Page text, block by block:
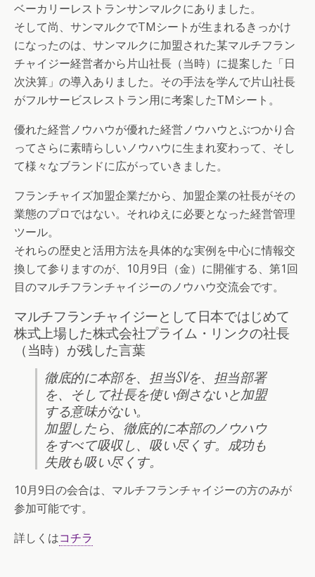
ベーカリーレストランサンマルクにありました。
そして尚、サンマルクでTMシートが生まれるきっかけ
になったのは、サンマルクに加盟された某マルチフラン
チャイジー経営者から片山社長（当時）に提案した「日
次決算」の導入ありました。その手法を学んで片山社長
がフルサービスレストラン用に考案したTMシート。
優れた経営ノウハウが優れた経営ノウハウとぶつかり合
ってさらに素晴らしいノウハウに生まれ変わって、そし
て様々なブランドに広がっていきました。
フランチャイズ加盟企業だから、加盟企業の社長がその
業態のプロではない。それゆえに必要となった経営管理
ツール。
それらの歴史と活用方法を具体的な実例を中心に情報交
換して参りますのが、10月9日（金）に開催する、第1回
目のマルチフランチャイジーのノウハウ交流会です。
マルチフランチャイジーとして日本ではじめて
株式上場した株式会社プライム・リンクの社長
（当時）が残した言葉
徹底的に本部を、担当SVを、担当部署
を、そして社長を使い倒さないと加盟
する意味がない。
加盟したら、徹底的に本部のノウハウ
をすべて吸収し、吸い尽くす。成功も
失敗も吸い尽くす。
10月9日の会合は、マルチフランチャイジーの方のみが
参加可能です。
詳しくはコチラ